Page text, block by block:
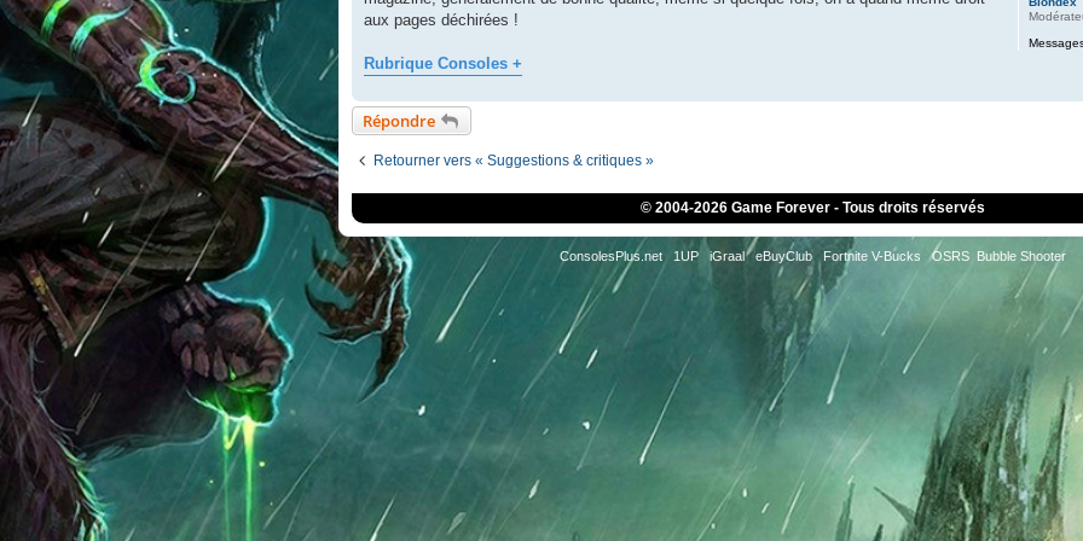
aux pages déchirées !
Rubrique Consoles +
Répondre
Retourner vers « Suggestions & critiques »
© 2004-2026 Game Forever - Tous droits réservés
ConsolesPlus.net 1UP iGraal eBuyClub Fortnite V-Bucks OSRS Bubble Shooter